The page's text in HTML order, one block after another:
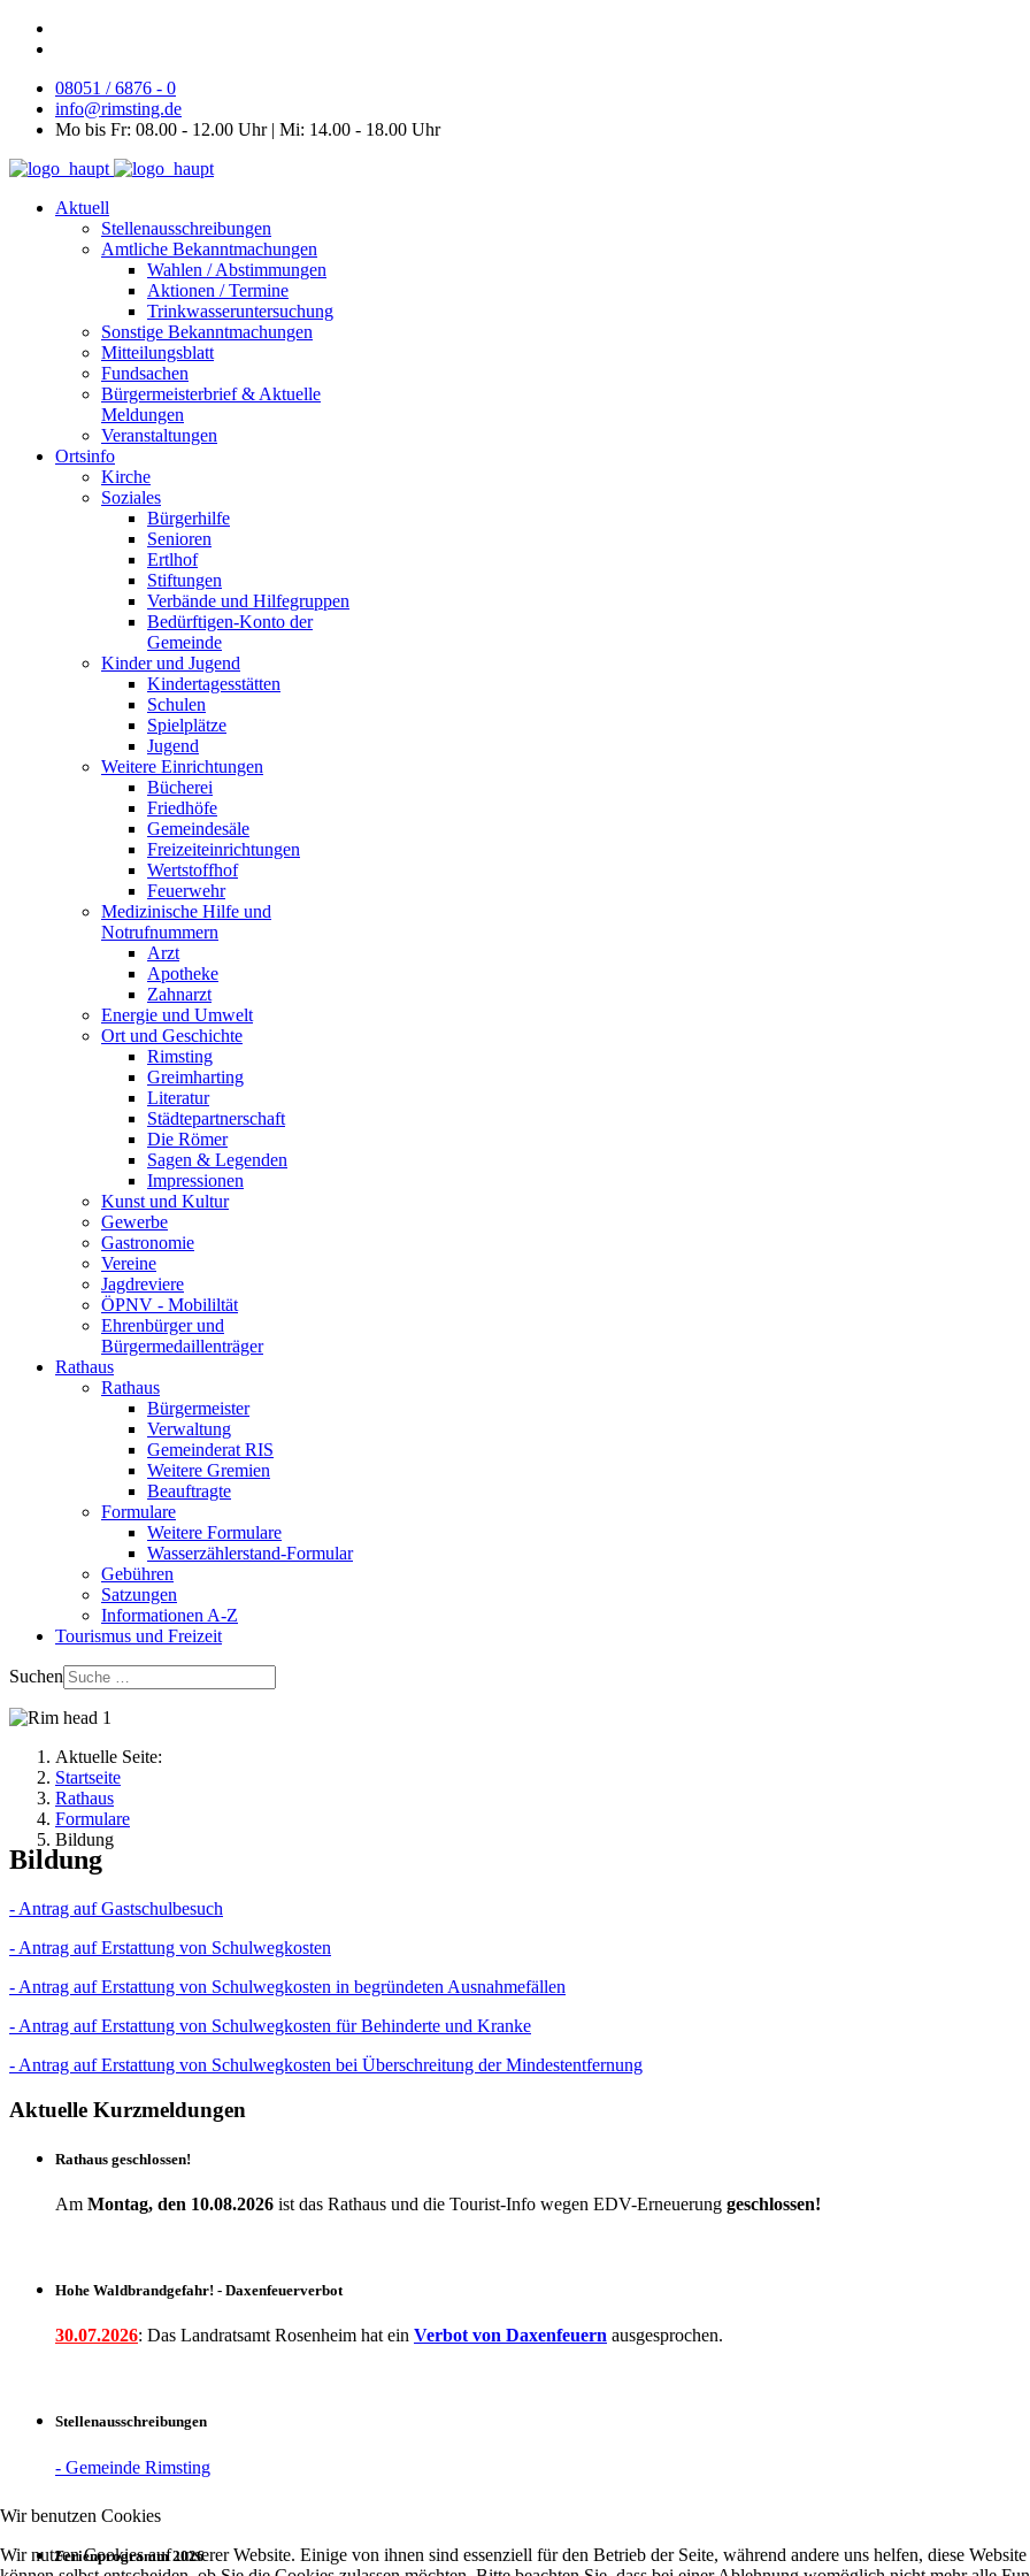
08051 / 6876 - 0
info@rimsting.de
Mo bis Fr: 08.00 - 12.00 Uhr | Mi: 14.00 - 18.00 Uhr
Aktuell
Stellenausschreibungen
Amtliche Bekanntmachungen
Wahlen / Abstimmungen
Aktionen / Termine
Trinkwasseruntersuchung
Sonstige Bekanntmachungen
Mitteilungsblatt
Fundsachen
Bürgermeisterbrief & Aktuelle
Meldungen
Veranstaltungen
Ortsinfo
Kirche
Soziales
Bürgerhilfe
Senioren
Ertlhof
Stiftungen
Verbände und Hilfegruppen
Bedürftigen-Konto der
Gemeinde
Kinder und Jugend
Kindertagesstätten
Schulen
Spielplätze
Jugend
Weitere Einrichtungen
Bücherei
Friedhöfe
Gemeindesäle
Freizeiteinrichtungen
Wertstoffhof
Feuerwehr
Medizinische Hilfe und
Notrufnummern
Arzt
Apotheke
Zahnarzt
Energie und Umwelt
Ort und Geschichte
Rimsting
Greimharting
Literatur
Städtepartnerschaft
Die Römer
Sagen & Legenden
Impressionen
Kunst und Kultur
Gewerbe
Gastronomie
Vereine
Jagdreviere
ÖPNV - Mobililtät
Ehrenbürger und
Bürgermedaillenträger
Rathaus
Rathaus
Bürgermeister
Verwaltung
Gemeinderat RIS
Weitere Gremien
Beauftragte
Formulare
Weitere Formulare
Wasserzählerstand-Formular
Gebühren
Satzungen
Informationen A-Z
Tourismus und Freizeit
Suchen
Aktuelle Seite:
Startseite
Rathaus
Formulare
Bildung
Bildung
- Antrag auf Gastschulbesuch
- Antrag auf Erstattung von Schulwegkosten
- Antrag auf Erstattung von Schulwegkosten in begründeten Ausnahmefällen
- Antrag auf Erstattung von Schulwegkosten für Behinderte und Kranke
- Antrag auf Erstattung von Schulwegkosten bei Überschreitung der Mindestentfernung
Aktuelle Kurzmeldungen
Rathaus geschlossen!
Am Montag, den 10.08.2026 ist das Rathaus und die Tourist-Info wegen EDV-Erneuerung geschlossen!
Hohe Waldbrandgefahr! - Daxenfeuerverbot
30.07.2026: Das Landratsamt Rosenheim hat ein Verbot von Daxenfeuern ausgesprochen.
Stellenausschreibungen
- Gemeinde Rimsting
Ferienprogramm 2026
Wir benutzen Cookies
Wir nutzen Cookies auf unserer Website. Einige von ihnen sind essenziell für den Betrieb der Seite, während andere uns helfen, diese